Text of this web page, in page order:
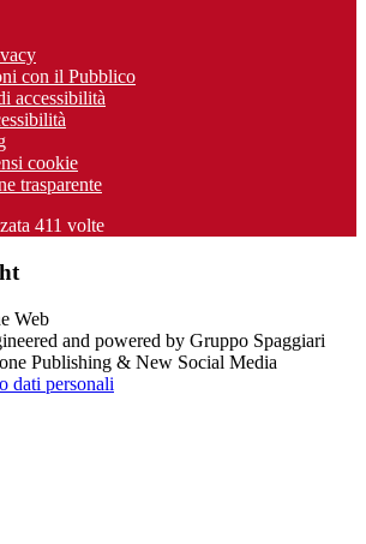
con il Pubblico
accessibilità
cookie
trasparente
411 volte
and powered by Gruppo Spaggiari
Publishing & New Social Media
dati personali